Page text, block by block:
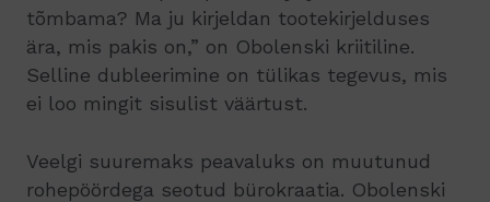
tõmbama? Ma ju kirjeldan tootekirjelduses
ära, mis pakis on,” on Obolenski kriitiline.
Selline dubleerimine on tülikas tegevus, mis
ei loo mingit sisulist väärtust.
Veelgi suuremaks peavaluks on muutunud
rohepöördega seotud bürokraatia. Obolenski